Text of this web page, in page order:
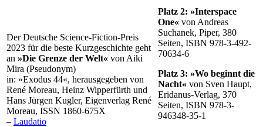
Der Deutsche Science-Fiction-Preis
2023 für die beste Kurzgeschichte geht
an »Die Grenze der Welt« von Aiki
Mira (Pseudonym)
in: »Exodus 44«, herausgegeben von
René Moreau, Heinz Wipperfürth und
Hans Jürgen Kugler, Eigenverlag René
Moreau, ISSN 1860-675X
– Laudatio
Platz 2: »Interspace
One« von Andreas
Suchanek, Piper, 380
Seiten, ISBN 978-3-492-
70634-6
Platz 3: »Wo beginnt die
Nacht« von Sven Haupt,
Eridanus-Verlag, 370
Seiten, ISBN 978-3-
946348-35-1